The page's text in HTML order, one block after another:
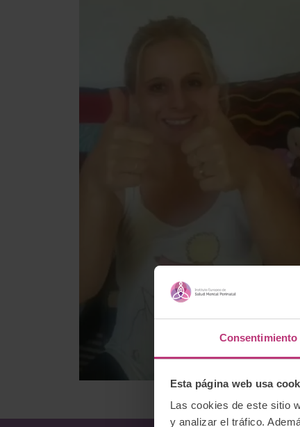
Consentimiento
Esta página web usa
Las cookies de este sitio
y analizar el tráfico.